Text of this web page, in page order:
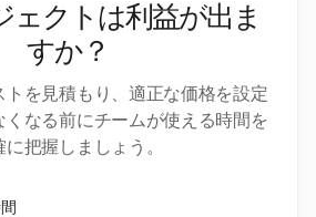
ェクトは利益が出ま
すか？
トを見積もり、適正な価格を設定
くなる前にチームが使える時間を
に把握しましょう。